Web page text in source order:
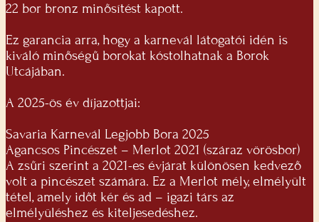
22 bor bronz minősítést kapott.
Ez garancia arra, hogy a karnevál látogatói idén is
kiváló minőségű borokat kóstolhatnak a Borok
Utcájában.
A 2025-ös év díjazottjai:
Savaria Karnevál Legjobb Bora 2025
Agancsos Pincészet – Merlot 2021 (száraz vörösbor)
A zsűri szerint a 2021-es évjárat különösen kedvező
volt a pincészet számára. Ez a Merlot mély, elmélyült
tétel, amely időt kér és ad – igazi társ az
elmélyüléshez és kiteljesedéshez.